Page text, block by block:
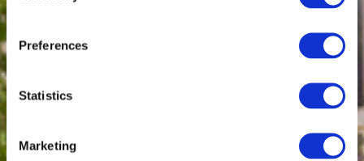
Preferences
Statistics
Marketing